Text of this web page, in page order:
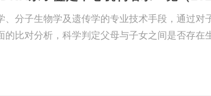
分子生物学及遗传学的专业技术手段，通过对
的比对分析，科学判定父母与子女之间是否存在